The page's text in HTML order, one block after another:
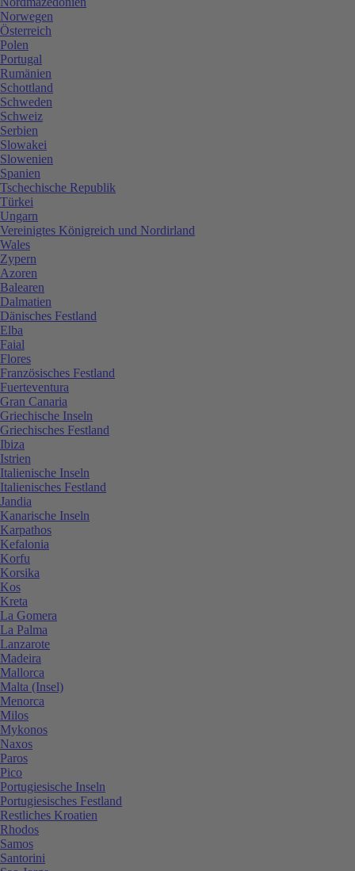
Norwegen
Österreich
Polen
Portugal
Rumänien
Schottland
Schweden
Schweiz
Serbien
Slowakei
Slowenien
Spanien
Tschechische Republik
Türkei
Ungarn
Vereinigtes Königreich und Nordirland
Wales
Zypern
Azoren
Balearen
Dalmatien
Dänisches Festland
Elba
Faial
Flores
Französisches Festland
Fuerteventura
Gran Canaria
Griechische Inseln
Griechisches Festland
Ibiza
Istrien
Italienische Inseln
Italienisches Festland
Jandia
Kanarische Inseln
Karpathos
Kefalonia
Korfu
Korsika
Kos
Kreta
La Gomera
La Palma
Lanzarote
Madeira
Mallorca
Malta (Insel)
Menorca
Milos
Mykonos
Naxos
Paros
Pico
Portugiesische Inseln
Portugiesisches Festland
Restliches Kroatien
Rhodos
Samos
Santorini